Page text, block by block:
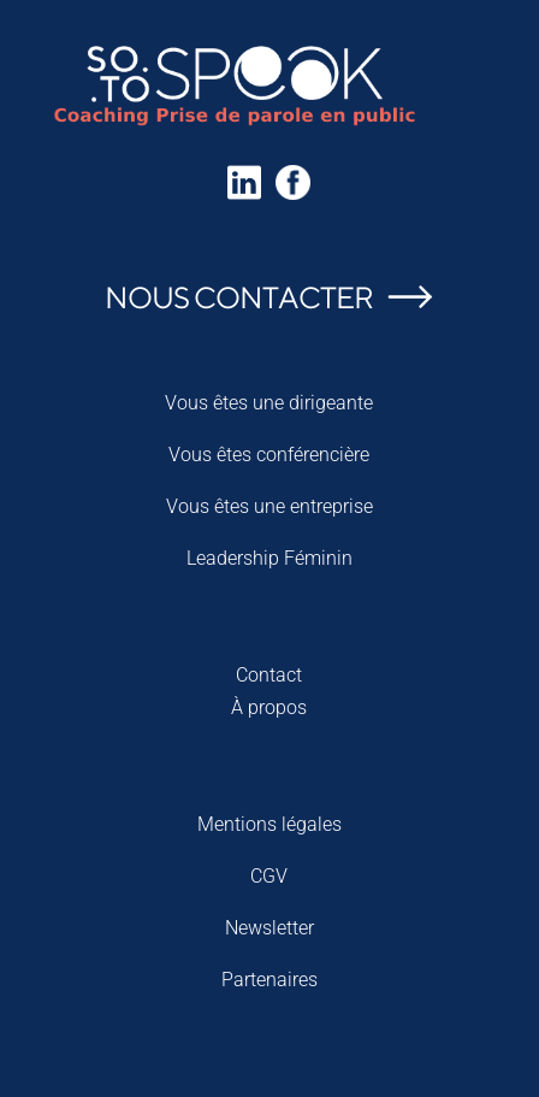
NOUS CONTACTER
Vous êtes une dirigeante
Vous êtes conférencière
Vous êtes une entreprise
Leadership Féminin
Contact
À propos
Mentions légales
CGV
Newsletter
Partenaires